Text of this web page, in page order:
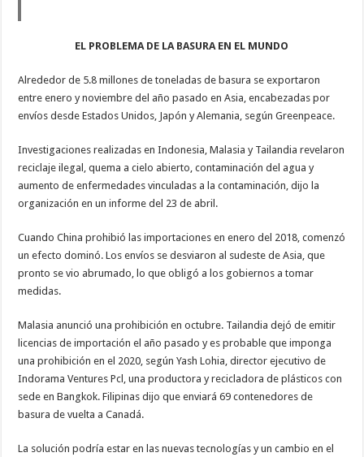
EL PROBLEMA DE LA BASURA EN EL MUNDO
Alrededor de 5.8 millones de toneladas de basura se exportaron
entre enero y noviembre del año pasado en Asia, encabezadas por
envíos desde Estados Unidos, Japón y Alemania, según Greenpeace.
Investigaciones realizadas en Indonesia, Malasia y Tailandia revelaron
reciclaje ilegal, quema a cielo abierto, contaminación del agua y
aumento de enfermedades vinculadas a la contaminación, dijo la
organización en un informe del 23 de abril.
Cuando China prohibió las importaciones en enero del 2018, comenzó
un efecto dominó. Los envíos se desviaron al sudeste de Asia, que
pronto se vio abrumado, lo que obligó a los gobiernos a tomar
medidas.
Malasia anunció una prohibición en octubre. Tailandia dejó de emitir
licencias de importación el año pasado y es probable que imponga
una prohibición en el 2020, según Yash Lohia, director ejecutivo de
Indorama Ventures Pcl, una productora y recicladora de plásticos con
sede en Bangkok. Filipinas dijo que enviará 69 contenedores de
basura de vuelta a Canadá.
La solución podría estar en las nuevas tecnologías y un cambio en el